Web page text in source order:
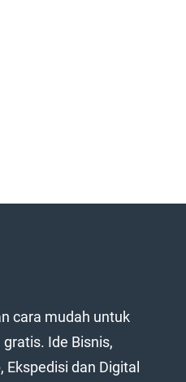
cara mudah untuk
Ide Bisnis,
Ekspedisi dan Digital